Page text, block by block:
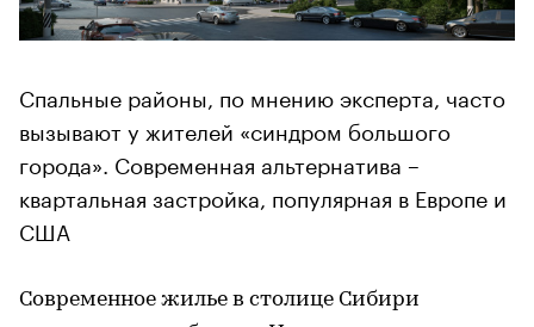
Спальные районы, по мнению эксперта, часто
вызывают у жителей «синдром большого
города». Современная альтернатива –
квартальная застройка, популярная в Европе и
США
Современное жилье в столице Сибири